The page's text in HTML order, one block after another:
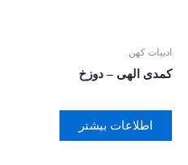
ادبیات کهن
کمدی الهی – دوزخ
اطلاعات بیشتر